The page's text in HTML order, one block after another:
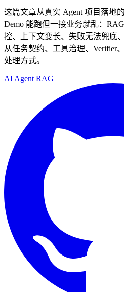
这篇文章从真实 Agent 项目落地
Demo 能跑但一接业务就乱：
控、上下文变长、失败无法兜底
从任务契约、工具治理、Verifier
处理方式。
AI Agent RAG